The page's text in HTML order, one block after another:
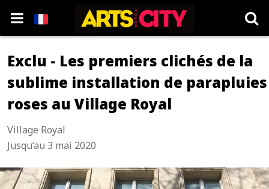
Exclu - Les premiers clichés de la
sublime installation de parapluies
roses au Village Royal
Village Royal
Jusqu’au 3 mai 2020